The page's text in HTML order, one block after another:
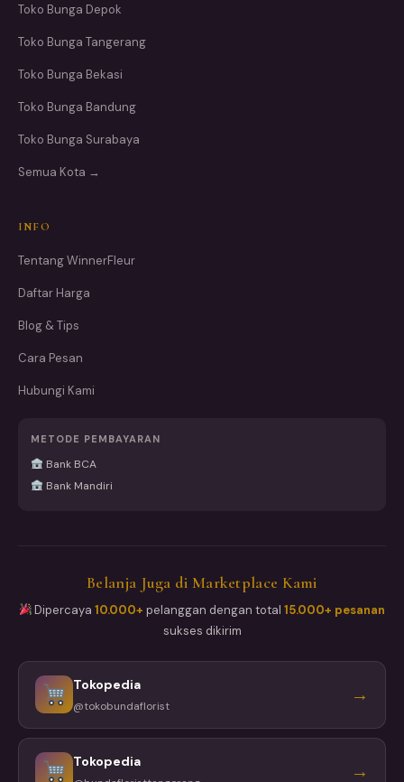
Toko Bunga Depok
Toko Bunga Tangerang
Toko Bunga Bekasi
Toko Bunga Bandung
Toko Bunga Surabaya
Semua Kota →
INFO
Tentang WinnerFleur
Daftar Harga
Blog & Tips
Cara Pesan
Hubungi Kami
METODE PEMBAYARAN
Bank BCA
Bank Mandiri
Belanja Juga di Marketplace Kami
Dipercaya10.000+ pelanggan dengan total15.000+ pesanan
sukses dikirim
Tokopedia
@tokobundaflorist →
Tokopedia →